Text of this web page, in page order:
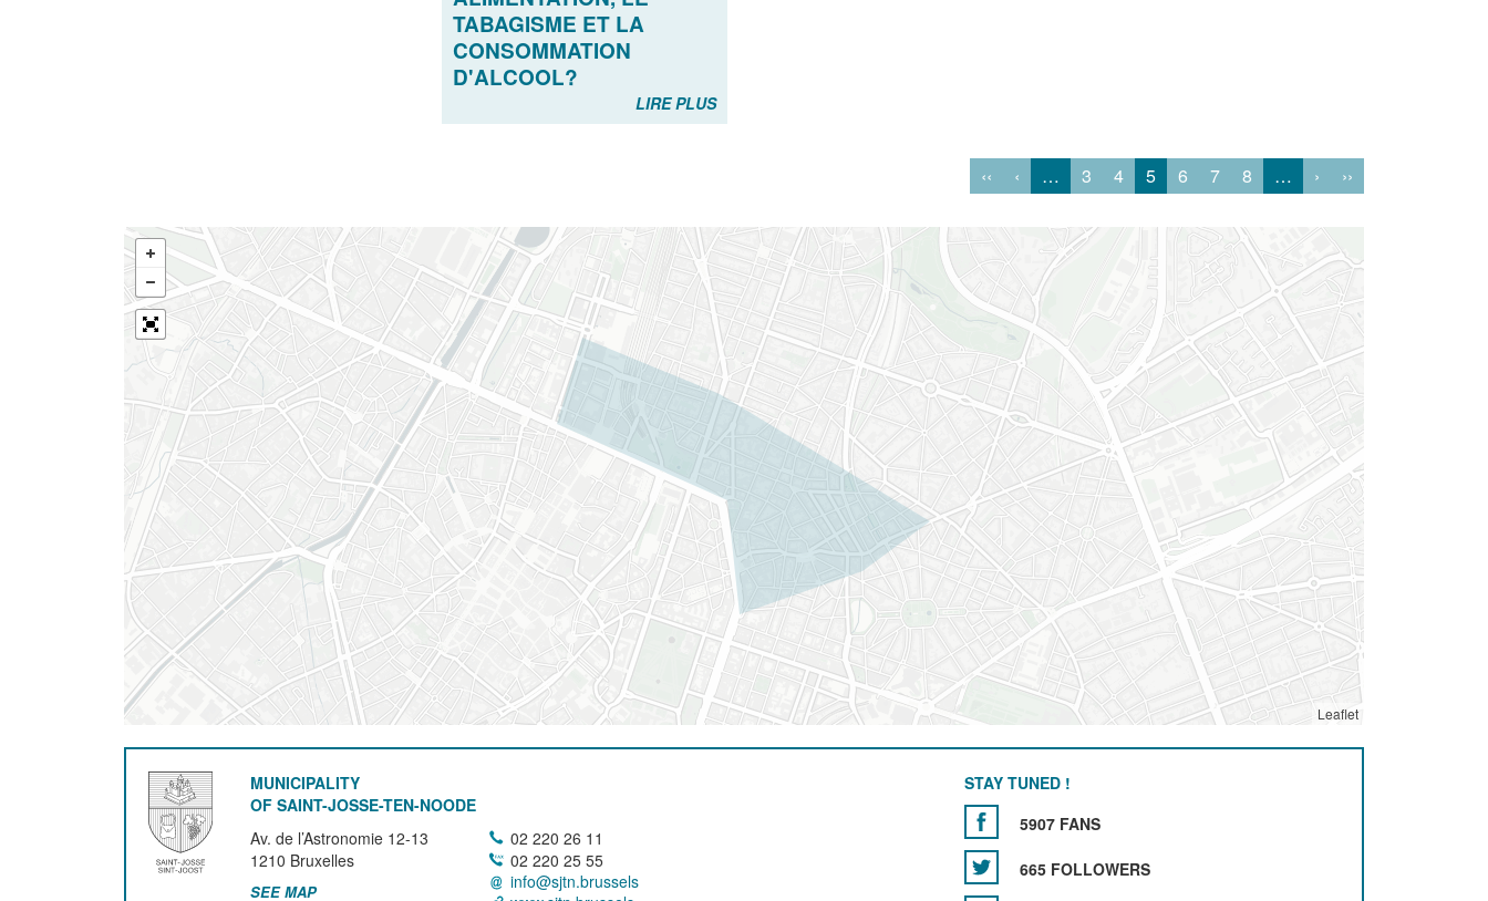
TABAGISME ET LA
CONSOMMATION
D'ALCOOL?
LIRE PLUS
‹‹ ‹ … 3 4 5 6 7 8 … › ››
Leaflet
MUNICIPALITY
OF SAINT-JOSSE-TEN-NOODE
Av. de l’Astronomie 12-13
1210 Bruxelles
SEE MAP
02 220 26 11
02 220 25 55
info@sjtn.brussels
STAY TUNED !
5907 FANS
665 FOLLOWERS